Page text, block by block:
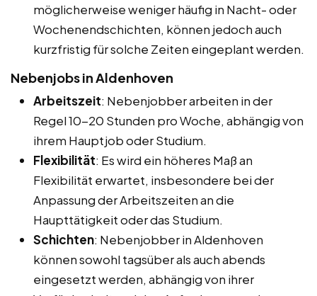
möglicherweise weniger häufig in Nacht- oder
Wochenendschichten, können jedoch auch
kurzfristig für solche Zeiten eingeplant werden.
Nebenjobs in Aldenhoven
Arbeitszeit: Nebenjobber arbeiten in der
Regel 10-20 Stunden pro Woche, abhängig von
ihrem Hauptjob oder Studium.
Flexibilität: Es wird ein höheres Maß an
Flexibilität erwartet, insbesondere bei der
Anpassung der Arbeitszeiten an die
Haupttätigkeit oder das Studium.
Schichten: Nebenjobber in Aldenhoven
können sowohl tagsüber als auch abends
eingesetzt werden, abhängig von ihrer